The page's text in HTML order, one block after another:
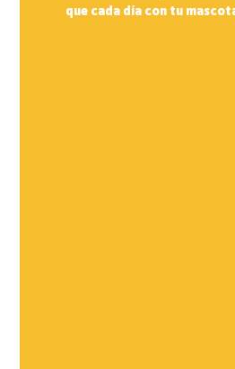
que cada día con tu